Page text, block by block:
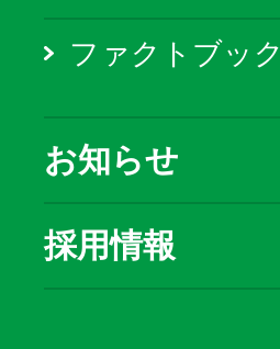
ファクトブック
お知らせ
採用情報